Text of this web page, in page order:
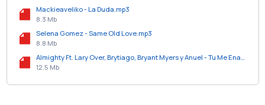
Mackieaveliko - La Duda.mp3
8.3 Mb
Selena Gomez - Same Old Love.mp3
8.8 Mb
12.5 Mb